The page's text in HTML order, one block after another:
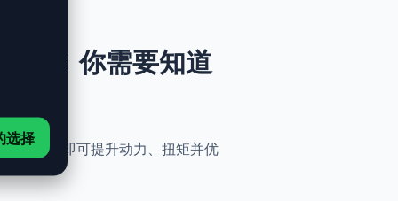
：你需要知道
改动，即可提升动力、扭矩并优
选择